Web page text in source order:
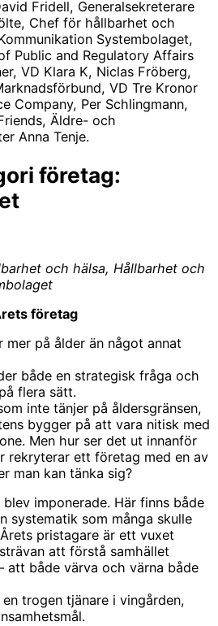
Fridell, Generalsekreterare
Chef för hållbarhet och
Systembolaget,
Public and Regulatory Affairs
VD Klara K, Niclas Fröberg,
VD Tre Kronor
Company, Per Schlingmann,
Äldre- och
Anna Tenje.
företag:
och hälsa, Hållbarhet och
företag
mer på ålder än något annat
både en strategisk fråga och
flera sätt.
inte tänjer på åldersgränsen,
bygger på att vara nitisk med
Men hur ser det ut innanför
rekryterar ett företag med en av
man kan tänka sig?
imponerade. Här finns både
systematik som många skulle
pristagare är ett vuxet
att förstå samhället
att både värva och värna både
trogen tjänare i vingården,